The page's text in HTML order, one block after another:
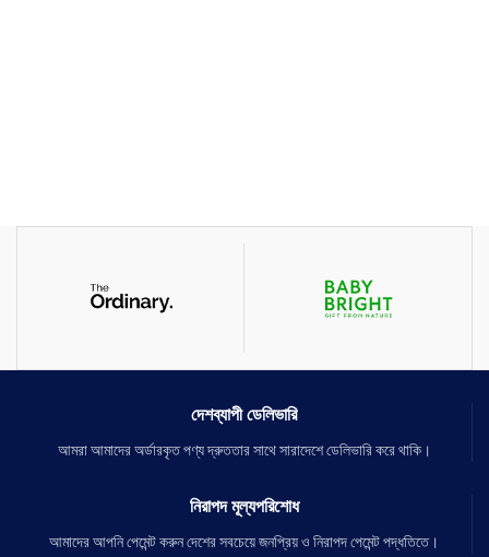
দেশব্যাপী ডেলিভারি
আমরা আমাদের অর্ডারকৃত পণ্য দ্রুততার সাথে সারাদেশে ডেলিভারি করে থাকি।
নিরাপদ মূল্যপরিশোধ
আমাদের আপনি পেমেন্ট করুন দেশের সবচেয়ে জনপ্রিয় ও নিরাপদ পেমেন্ট পদ্ধতিতে।